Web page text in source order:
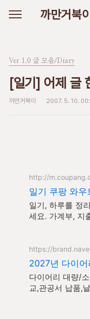
까만거북
Ver 1.0 글 모음/Diary
[일기] 어제 글
까만거북이 2007. 5. 10.
http://
일기 쿠팡 와우
일기, 하루를 정
세요. 가계부, 지
https://
2027년 다이어
량 구매 및 제
다이어리 대량/
교,관공서 납품,